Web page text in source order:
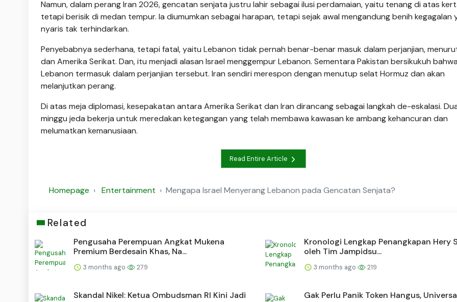
Namun, dalam perang Iran 2026, gencatan senjata justru lahir sebagai ilusi perdamaian, yaitu tenang di atas
tetapi berisik di medan tempur. Ia diumumkan sebagai harapan, tetapi sejak awal mengandung benih kegagalan
nyaris tak terhindarkan.
Penyebabnya sederhana, tetapi fatal, yaitu Lebanon tidak pernah benar-benar masuk dalam perjanjian,
dan Amerika Serikat. Dan, itu menjadi alasan Israel menggempur Lebanon. Sementara Pakistan bersikukuh bahwa
Lebanon termasuk dalam perjanjian tersebut. Iran sendiri merespon dengan menutup selat Hormuz dan akan
melanjutkan perang.
Di atas meja diplomasi, kesepakatan antara Amerika Serikat dan Iran dirancang sebagai langkah de-eskalasi.
minggu jeda bekerja untuk meredakan ketegangan yang telah membawa kawasan ke ambang kehancuran dan
melumatkan kemanusiaan.
Read Entire Article
Homepage Entertainment Mengapa Israel Menyerang Lebanon pada Gencatan Senjata?
Related
Pengusaha Perempuan Angkat Mukena
Premium Berdesain Khas, Na...
3 months ago 279
Kronologi Lengkap Penangkapan Hery
oleh Tim Jampidsu...
3 months ago 219
Skandal Nikel: Ketua Ombudsman RI Kini Jadi
Gak Perlu Panik Token Hangus,